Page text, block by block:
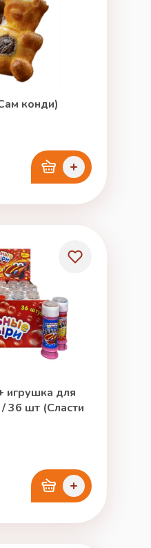
конди)
игрушка для
шт (Сласти